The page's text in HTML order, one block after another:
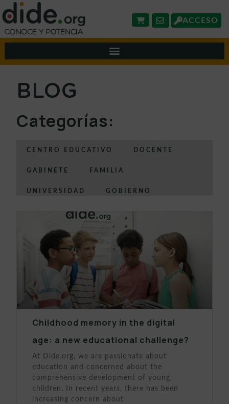
ACCESO
BLOG
Categorías:
CENTRO EDUCATIVO DOCENTE
GABINETE FAMILIA
UNIVERSIDAD GOBIERNO
Childhood memory in the digital
age: a new educational challenge?
At Dide.org, we are passionate about
education and concerned about the
comprehensive development of young
children. In recent years, there has been
increasing concern about